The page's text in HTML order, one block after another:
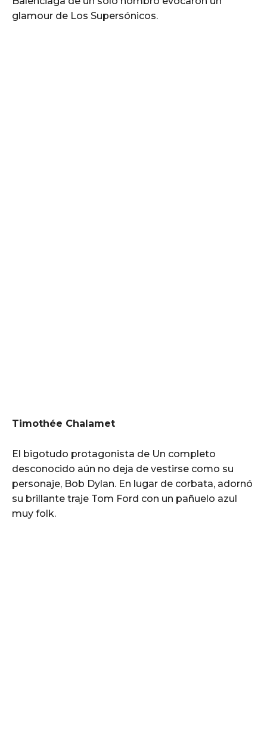
glamour de Los Supersónicos.
Timothée Chalamet
El bigotudo protagonista de Un completo
desconocido aún no deja de vestirse como su
personaje, Bob Dylan. En lugar de corbata, adornó
su brillante traje Tom Ford con un pañuelo azul
muy folk.